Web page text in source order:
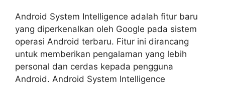
Android System Intelligence adalah fitur baru
yang diperkenalkan oleh Google pada sistem
operasi Android terbaru. Fitur ini dirancang
untuk memberikan pengalaman yang lebih
personal dan cerdas kepada pengguna
Android. Android System Intelligence